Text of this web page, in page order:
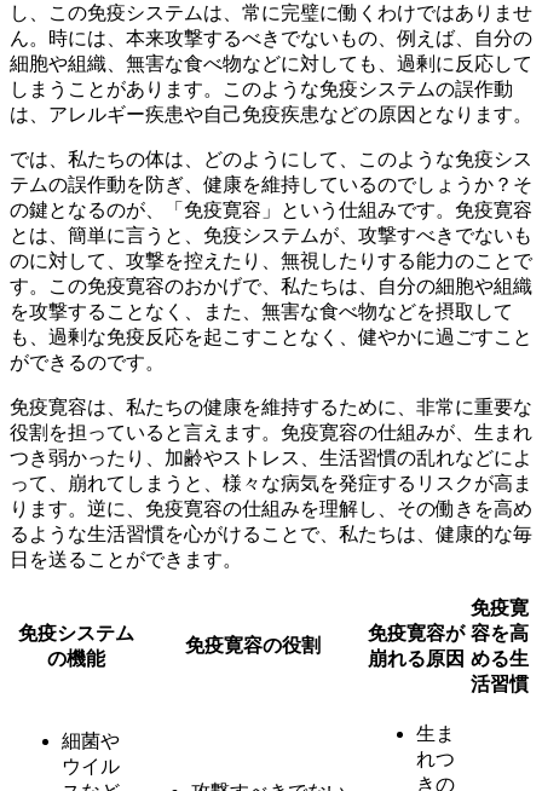
し、この免疫システムは、常に完璧に働くわけではありませ
ん。時には、本来攻撃するべきでないもの、例えば、自分の
細胞や組織、無害な食べ物などに対しても、過剰に反応して
しまうことがあります。このような免疫システムの誤作動
は、アレルギー疾患や自己免疫疾患などの原因となります。
では、私たちの体は、どのようにして、このような免疫シス
テムの誤作動を防ぎ、健康を維持しているのでしょうか？そ
の鍵となるのが、「免疫寛容」という仕組みです。 免疫寛容
とは、簡単に言うと、免疫システムが、攻撃すべきでないも
のに対して、攻撃を控えたり、無視したりする能力のこと で
す。この免疫寛容のおかげで、私たちは、自分の細胞や組織
を攻撃することなく、また、無害な食べ物などを摂取して
も、過剰な免疫反応を起こすことなく、健やかに過ごすこと
ができるのです。
免疫寛容は、私たちの健康を維持するために、非常に重要な
役割を担っていると言えます。免疫寛容の仕組みが、生まれ
つき弱かったり、加齢やストレス、生活習慣の乱れなどによ
って、崩れてしまうと、様々な病気を発症するリスクが高ま
ります。逆に、免疫寛容の仕組みを理解し、その働きを高め
るような生活習慣を心がけることで、私たちは、健康的な毎
日を送ることができます。
免疫システム
の機能
免疫寛容の役割
免疫寛容が
崩れる原因
免疫寛
容を高
める生
活習慣
細菌や
ウイル
生ま
れつ
きの